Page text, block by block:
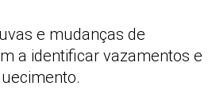
e mudanças de
a identificar vazamentos e